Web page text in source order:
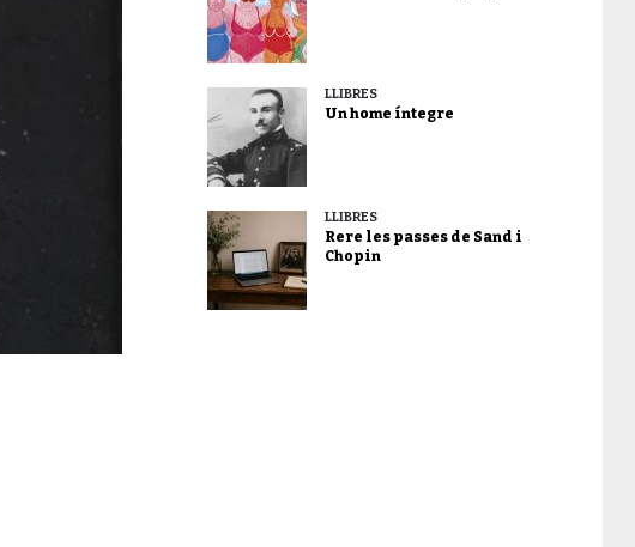
LLIBRES
Un home íntegre
LLIBRES
Rere les passes de Sand i
Chopin